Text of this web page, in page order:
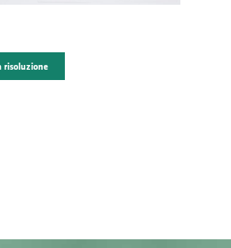
risoluzione